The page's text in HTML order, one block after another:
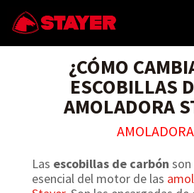
¿CÓMO
ESCOBILLAS
AMOLADORA
Las escobillas de carbón
esencial del motor de las